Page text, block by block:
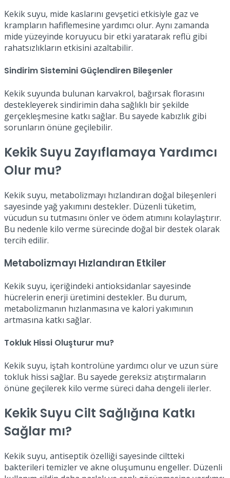
Kekik suyu, mide kaslarını gevşetici etkisiyle gaz ve
krampların hafiflemesine yardımcı olur. Aynı zamanda
mide yüzeyinde koruyucu bir etki yaratarak reflü gibi
rahatsızlıkların etkisini azaltabilir.
Sindirim Sistemini Güçlendiren Bileşenler
Kekik suyunda bulunan karvakrol, bağırsak florasını
destekleyerek sindirimin daha sağlıklı bir şekilde
gerçekleşmesine katkı sağlar. Bu sayede kabızlık gibi
sorunların önüne geçilebilir.
Kekik Suyu Zayıflamaya Yardımcı
Olur mu?
Kekik suyu, metabolizmayı hızlandıran doğal bileşenleri
sayesinde yağ yakımını destekler. Düzenli tüketim,
vücudun su tutmasını önler ve ödem atımını kolaylaştırır.
Bu nedenle kilo verme sürecinde doğal bir destek olarak
tercih edilir.
Metabolizmayı Hızlandıran Etkiler
Kekik suyu, içeriğindeki antioksidanlar sayesinde
hücrelerin enerji üretimini destekler. Bu durum,
metabolizmanın hızlanmasına ve kalori yakımının
artmasına katkı sağlar.
Tokluk Hissi Oluşturur mu?
Kekik suyu, iştah kontrolüne yardımcı olur ve uzun süre
tokluk hissi sağlar. Bu sayede gereksiz atıştırmaların
önüne geçilerek kilo verme süreci daha dengeli ilerler.
Kekik Suyu Cilt Sağlığına Katkı
Sağlar mı?
Kekik suyu, antiseptik özelliği sayesinde ciltteki
bakterileri temizler ve akne oluşumunu engeller. Düzenli